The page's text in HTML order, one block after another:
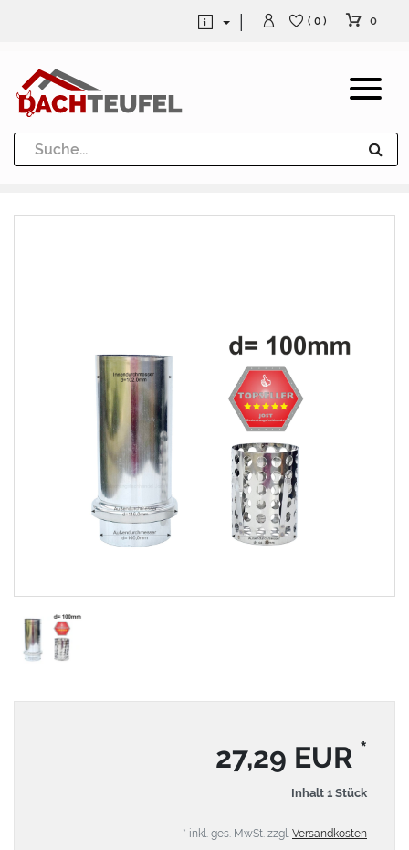
Dachrinne und Fallrohre
Werkzeuge und Löttechnik
( 0 ) 0
27,29 EUR *
Inhalt 1 Stück
* inkl. ges. MwSt. zzgl. Versandkosten